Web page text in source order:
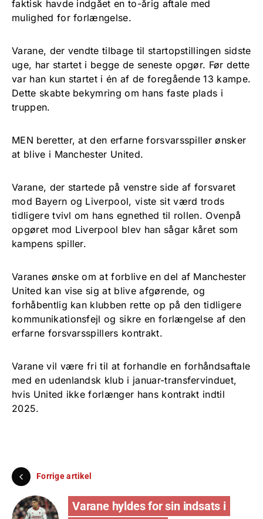
faktisk havde indgået en to-årig aftale med
mulighed for forlængelse.
Varane, der vendte tilbage til startopstillingen sidste
uge, har startet i begge de seneste opgør. Før dette
var han kun startet i én af de foregående 13 kampe.
Dette skabte bekymring om hans faste plads i
truppen.
MEN beretter, at den erfarne forsvarsspiller ønsker
at blive i Manchester United.
Varane, der startede på venstre side af forsvaret
mod Bayern og Liverpool, viste sit værd trods
tidligere tvivl om hans egnethed til rollen. Ovenpå
opgøret mod Liverpool blev han sågar kåret som
kampens spiller.
Varanes ønske om at forblive en del af Manchester
United kan vise sig at blive afgørende, og
forhåbentlig kan klubben rette op på den tidligere
kommunikationsfejl og sikre en forlængelse af den
erfarne forsvarsspillers kontrakt.
Varane vil være fri til at forhandle en forhåndsaftale
med en udenlandsk klub i januar-transfervinduet,
hvis United ikke forlænger hans kontrakt indtil
2025.
Forrige artikel
Varane hyldes for sin indsats i